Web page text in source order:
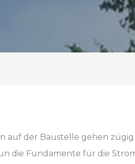
auf der Baustelle gehen
die Fundamente für die